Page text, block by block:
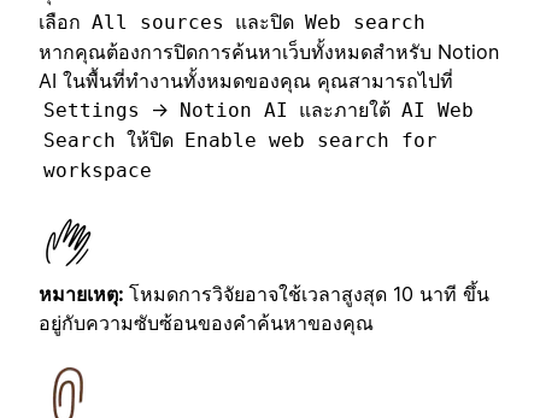
เลือก All sources และปิด Web search
หากคุณต้องการปิดการค้นหาเว็บทั้งหมดสำหรับ Notion
AI ในพื้นที่ทำงานทั้งหมดของคุณ คุณสามารถไปที่
Settings → Notion AI และภายใต้ AI Web
Search ให้ปิด Enable web search for
workspace
หมายเหตุ: โหมดการวิจัยอาจใช้เวลาสูงสุด 10 นาที ขึ้น
อยู่กับความซับซ้อนของคำค้นหาของคุณ